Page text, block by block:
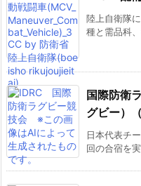
陸上自衛隊
種と需品科
国際防衛
グビー）（
日本代表チ
回の合宿を